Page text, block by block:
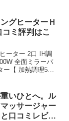
の口コミをご紹
グヒーターＨ
ミ評判はこ
ーター 2口 IH調
全面ミラーパ
ー【 加熱調理5段
いひとへ。ル
ッサージャー
口コミレビュ